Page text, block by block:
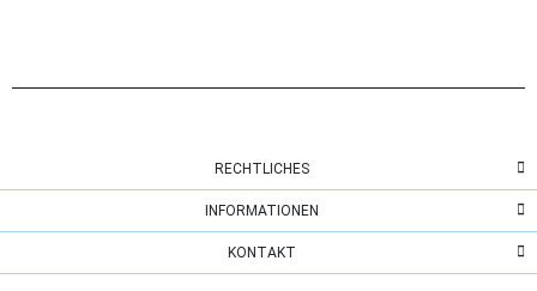
RECHTLICHES
INFORMATIONEN
KONTAKT